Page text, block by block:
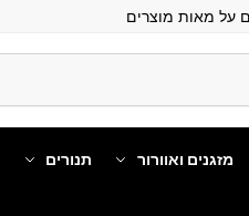
על מאות מוצרים
מזגנים ואוורור תנורים